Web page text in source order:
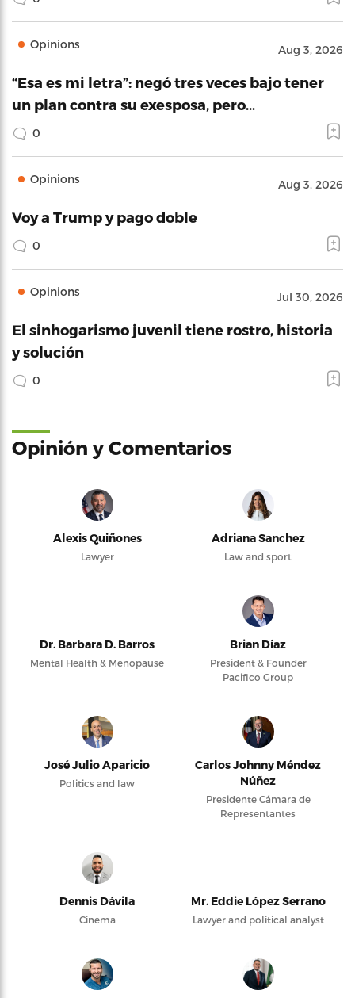
Opinions Aug 3, 2026
“Esa es mi letra”: negó tres veces bajo tener
un plan contra su exesposa, pero…
0
Opinions Aug 3, 2026
Voy a Trump y pago doble
0
Opinions Jul 30, 2026
El sinhogarismo juvenil tiene rostro, historia
y solución
0
Opinión y Comentarios
Alexis Quiñones
Lawyer
Adriana Sanchez
Law and sport
Dr. Barbara D. Barros
Mental Health & Menopause
Brian Díaz
President & Founder
Pacifico Group
José Julio Aparicio
Politics and law
Carlos Johnny Méndez
Núñez
Presidente Cámara de
Representantes
Dennis Dávila
Cinema
Mr. Eddie López Serrano
Lawyer and political analyst